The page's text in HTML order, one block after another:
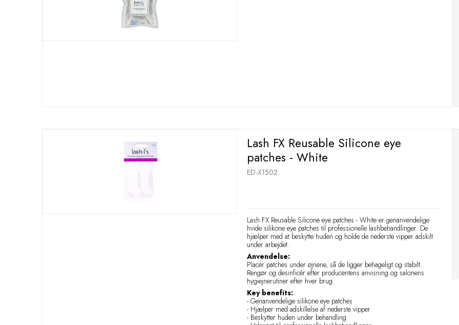
Lash FX Reusable Silicone eye
patches - White
ED-X1502
Lash FX Reusable Silicone eye patches - White er genanvendelige
hvide silikone eye patches til professionelle lashbehandlinger. De
hjælper med at beskytte huden og holde de nederste vipper adskilt
under arbejdet.
Anvendelse:
Placér patches under øjnene, så de ligger behageligt og stabilt.
Rengør og desinficér efter producentens anvisning og salonens
hygiejnerutiner efter hver brug.
Key benefits:
- Genanvendelige silikone eye patches
- Hjælper med adskillelse af nederste vipper
- Beskytter huden under behandling